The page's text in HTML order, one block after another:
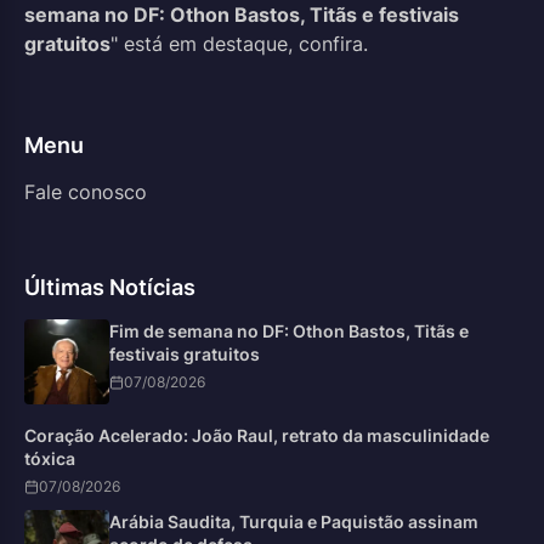
semana no DF: Othon Bastos, Titãs e festivais
gratuitos" está em destaque, confira.
Menu
Fale conosco
Últimas Notícias
Fim de semana no DF: Othon Bastos, Titãs e
festivais gratuitos
07/08/2026
Coração Acelerado: João Raul, retrato da masculinidade
tóxica
07/08/2026
Arábia Saudita, Turquia e Paquistão assinam